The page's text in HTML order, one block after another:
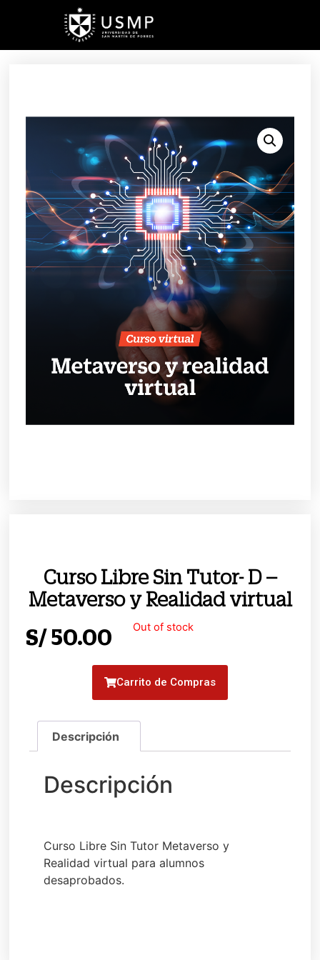
Curso Libre Sin Tutor- D –
Metaverso y Realidad virtual
S/50.00 Out of stock
Carrito de Compras
Curso Libre Sin Tutor Metaverso y
Realidad virtual para alumnos
desaprobados.